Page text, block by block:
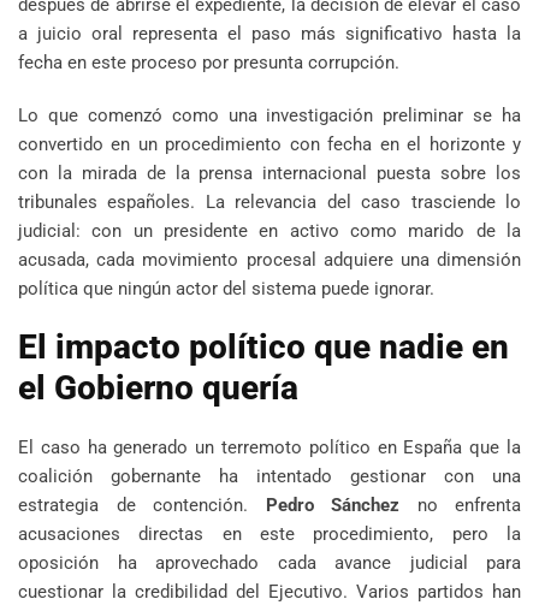
después de abrirse el expediente, la decisión de elevar el caso
a juicio oral representa el paso más significativo hasta la
fecha en este proceso por presunta corrupción.
Lo que comenzó como una investigación preliminar se ha
convertido en un procedimiento con fecha en el horizonte y
con la mirada de la prensa internacional puesta sobre los
tribunales españoles. La relevancia del caso trasciende lo
judicial: con un presidente en activo como marido de la
acusada, cada movimiento procesal adquiere una dimensión
política que ningún actor del sistema puede ignorar.
El impacto político que nadie en
el Gobierno quería
El caso ha generado un terremoto político en España que la
coalición gobernante ha intentado gestionar con una
estrategia de contención.
Pedro Sánchez no enfrenta
acusaciones directas en este procedimiento, pero la
oposición ha aprovechado cada avance judicial para
cuestionar la credibilidad del Ejecutivo. Varios partidos han